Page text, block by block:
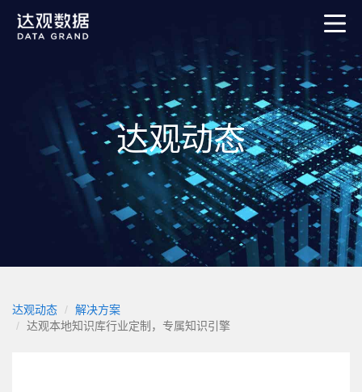
达观动态
达观动态
解决方案
达观本地知识库行业定制，专属知识引擎